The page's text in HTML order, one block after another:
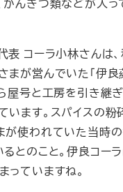
かんきつ類などが入っ
表 コーラ小林さんは
まが営んでいた「伊良
屋号と工房を引き継ぎ
います。スパイスの
が使われていた当時
るとのこと。伊良コー
っていますね。